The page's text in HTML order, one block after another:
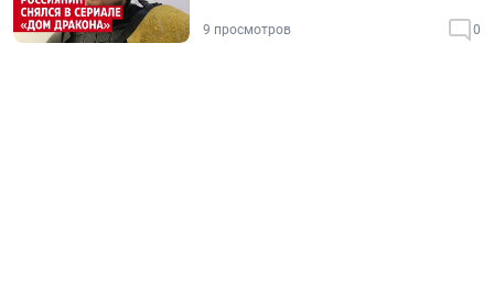
9 просмотров 0